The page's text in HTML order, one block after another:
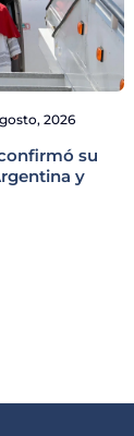
2026
su
y